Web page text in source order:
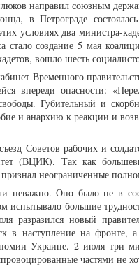
направил союзным
в Петрограде
условиях два министра-
создание 5 мая
вошло шесть
Временного
впереди опасности:
Губительный и
и анархию к реакции и
Советов рабочих и
(ВЦИК). Так как
неограниченные
неважно. Оно было не в
испытывало большие
разразился новый
в наступление на фронте,
Украине. 2 июля три
частями не